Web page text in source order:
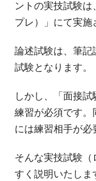
ントの実技試験
プレ）」にて実施
論述試験は、筆記
試験となります。
しかし、「面接試
練習が必須です。
には練習相手が必
そんな実技試験
すく説明いたしま